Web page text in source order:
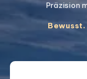
Präzision